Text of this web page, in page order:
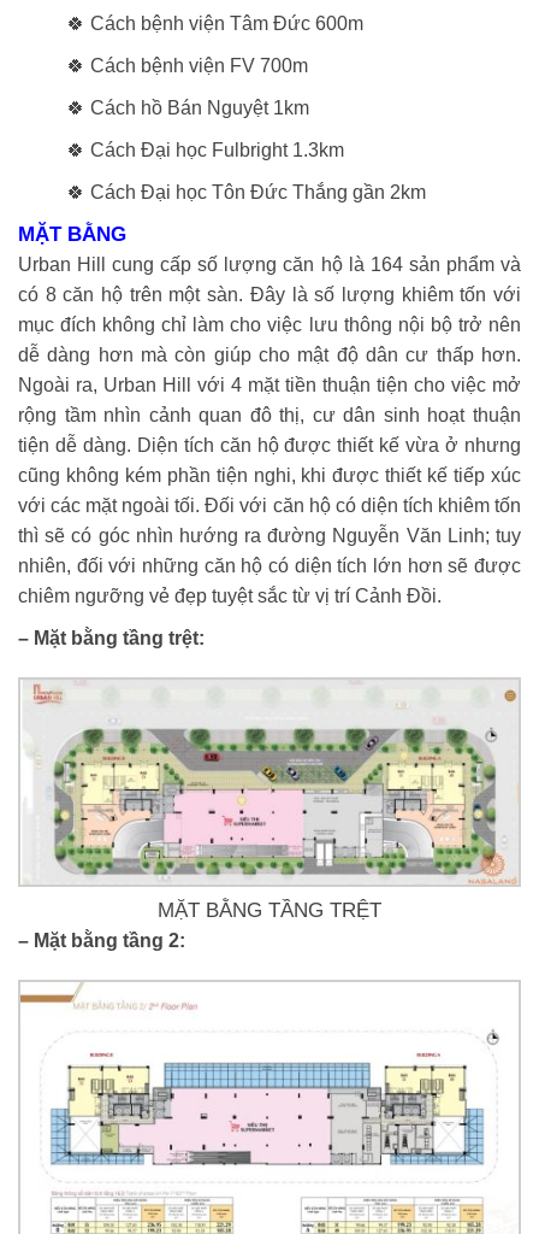
🍀 Cách bệnh viện Tâm Đức 600m
🍀 Cách bệnh viện FV 700m
🍀 Cách hồ Bán Nguyệt 1km
🍀 Cách Đại học Fulbright 1.3km
🍀 Cách Đại học Tôn Đức Thắng gần 2km
MẶT BẰNG
Urban Hill cung cấp số lượng căn hộ là 164 sản phẩm và
có 8 căn hộ trên một sàn. Đây là số lượng khiêm tốn với
mục đích không chỉ làm cho việc lưu thông nội bộ trở nên
dễ dàng hơn mà còn giúp cho mật độ dân cư thấp hơn.
Ngoài ra, Urban Hill với 4 mặt tiền thuận tiện cho việc mở
rộng tầm nhìn cảnh quan đô thị, cư dân sinh hoạt thuận
tiện dễ dàng. Diện tích căn hộ được thiết kế vừa ở nhưng
cũng không kém phần tiện nghi, khi được thiết kế tiếp xúc
với các mặt ngoài tối. Đối với căn hộ có diện tích khiêm tốn
thì sẽ có góc nhìn hướng ra đường Nguyễn Văn Linh; tuy
nhiên, đối với những căn hộ có diện tích lớn hơn sẽ được
chiêm ngưỡng vẻ đẹp tuyệt sắc từ vị trí Cảnh Đồi.
– Mặt bằng tầng trệt:
MẶT BẰNG TẦNG TRỆT
– Mặt bằng tầng 2: